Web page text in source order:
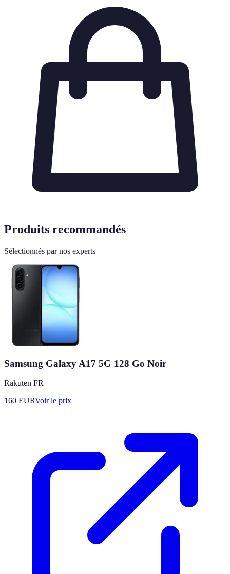
Produits recommandés
Sélectionnés par nos experts
Samsung Galaxy A17 5G 128 Go Noir
Rakuten FR
160 EURVoir le prix